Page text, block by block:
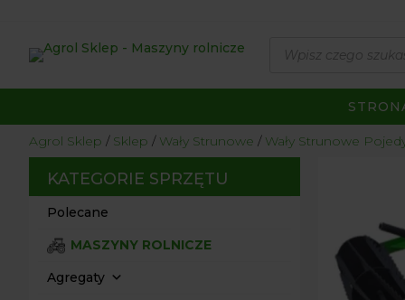
produktów
Agrol Sklep Sklep Wały Strunowe Wały Strunowe
KATEGORIE SPRZĘTU
Polecane
MASZYNY ROLNICZE
Agregaty